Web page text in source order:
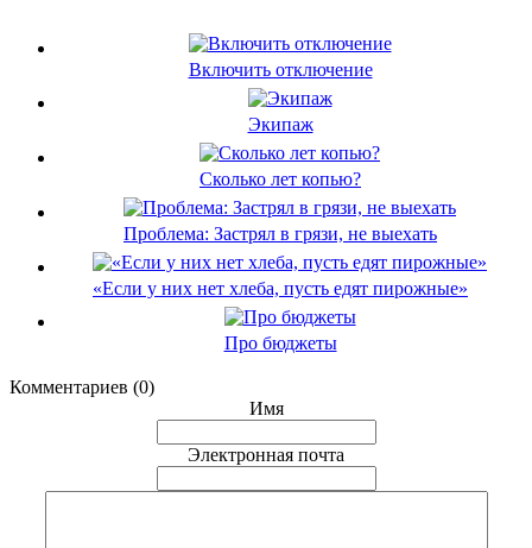
Включить отключение
Экипаж
Сколько лет копью?
Проблема: Застрял в грязи, не выехать
«Если у них нет хлеба, пусть едят пирожные»
Про бюджеты
Комментариев (0)
Имя
Электронная почта